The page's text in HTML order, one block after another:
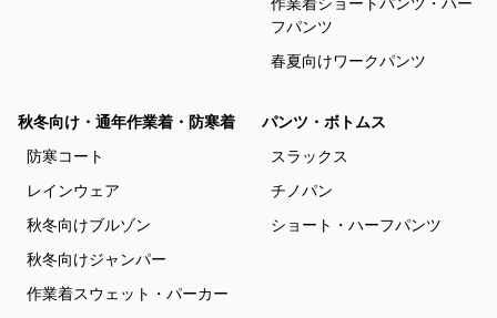
フパンツ
春夏向けワークパンツ
秋冬向け・通年作業着・防寒着
防寒コート
レインウェア
秋冬向けブルゾン
秋冬向けジャンパー
作業着スウェット・パーカー
パンツ・ボトムス
スラックス
チノパン
ショート・ハーフパンツ